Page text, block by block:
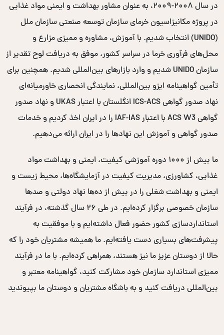
در سال ۲۰۰۸-۲۰۰۹، به عنوان مشاور بهداشت و ایمنی مواد غذایی
در پروژه مکانیزاسیون خرمای سازمان توسعه صنعتی سازمان ملل
(UNIDO) انتخاب شدیم. با آموزش، مشاوره و ممیزی مزارع و
محل‌های فرآوری خرما در سراسر کشور، موفق به دریافت لوح تقدیر از
سازمان UNIDO شدیم و وارد بازارهای بین‌المللی شدیم. همچنین برای
تأمین گواهینامه ایزو بین‌المللی، نمایندگی انحصاری خاورمیانه‌ای
نهاد صدور گواهی ICS-ACS انگلستان با اعتبار UKAS و نهاد صدور
گواهی ACS W3 با اعتبار IAF-IAS را در ایران اخذ کردیم و خدمات
صدور گواهی و آموزش این نهادها را در ایران ارائه می‌دهیم.
ما بیش از ۱۰۰۰ دوره آموزشی کیفیت، ایمنی و بهداشت مواد
غذایی، کشاورزی، مدیریت کیفیت در آزمایشگاه‌ها، محیط زیست و
ایمنی و بهداشت شغلی را در بیش از ده‌ها نهاد دولتی و صدها
سازمان خصوصی برگزار کرده‌ایم. در طی ۲۶ سال گذشته، در فرآیند
استانداردسازی کشور حضور فعال داشته‌ایم و با موفقیت به
پیشرفت‌های بسیاری دست یافته‌ایم. ما همیشه مشتریان خود را که
حالا از دوستان عزیز ما نیز هستند، همراهی کرده‌ایم. با ما در فرآیند
ممیزی استاندارد سازمان خود مشارکت کنید، گواهینامه معتبر و
بین‌المللی دریافت کنید و به باشگاه مشتریان و دوستان ما بپیوندید